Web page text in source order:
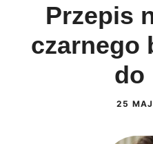
Przepis
czarnego
do
25